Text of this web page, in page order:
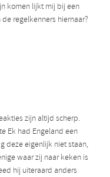
komen lijkt mij bij een
regelkenners hiernaar?
zijn altijd scherp.
Ek had Engeland een
deze eigenlijk niet staan,
waar zij naar keken is
hij uiteraard anders